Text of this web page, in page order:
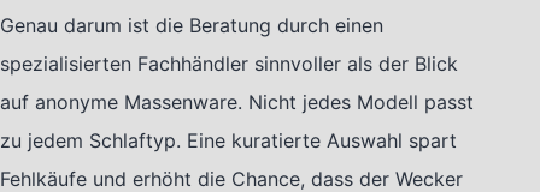
Genau darum ist die Beratung durch einen
spezialisierten Fachhändler sinnvoller als der Blick
auf anonyme Massenware. Nicht jedes Modell passt
zu jedem Schlaftyp. Eine kuratierte Auswahl spart
Fehlkäufe und erhöht die Chance, dass der Wecker